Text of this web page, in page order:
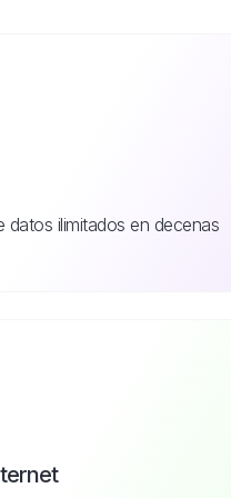
datos ilimitados en decenas